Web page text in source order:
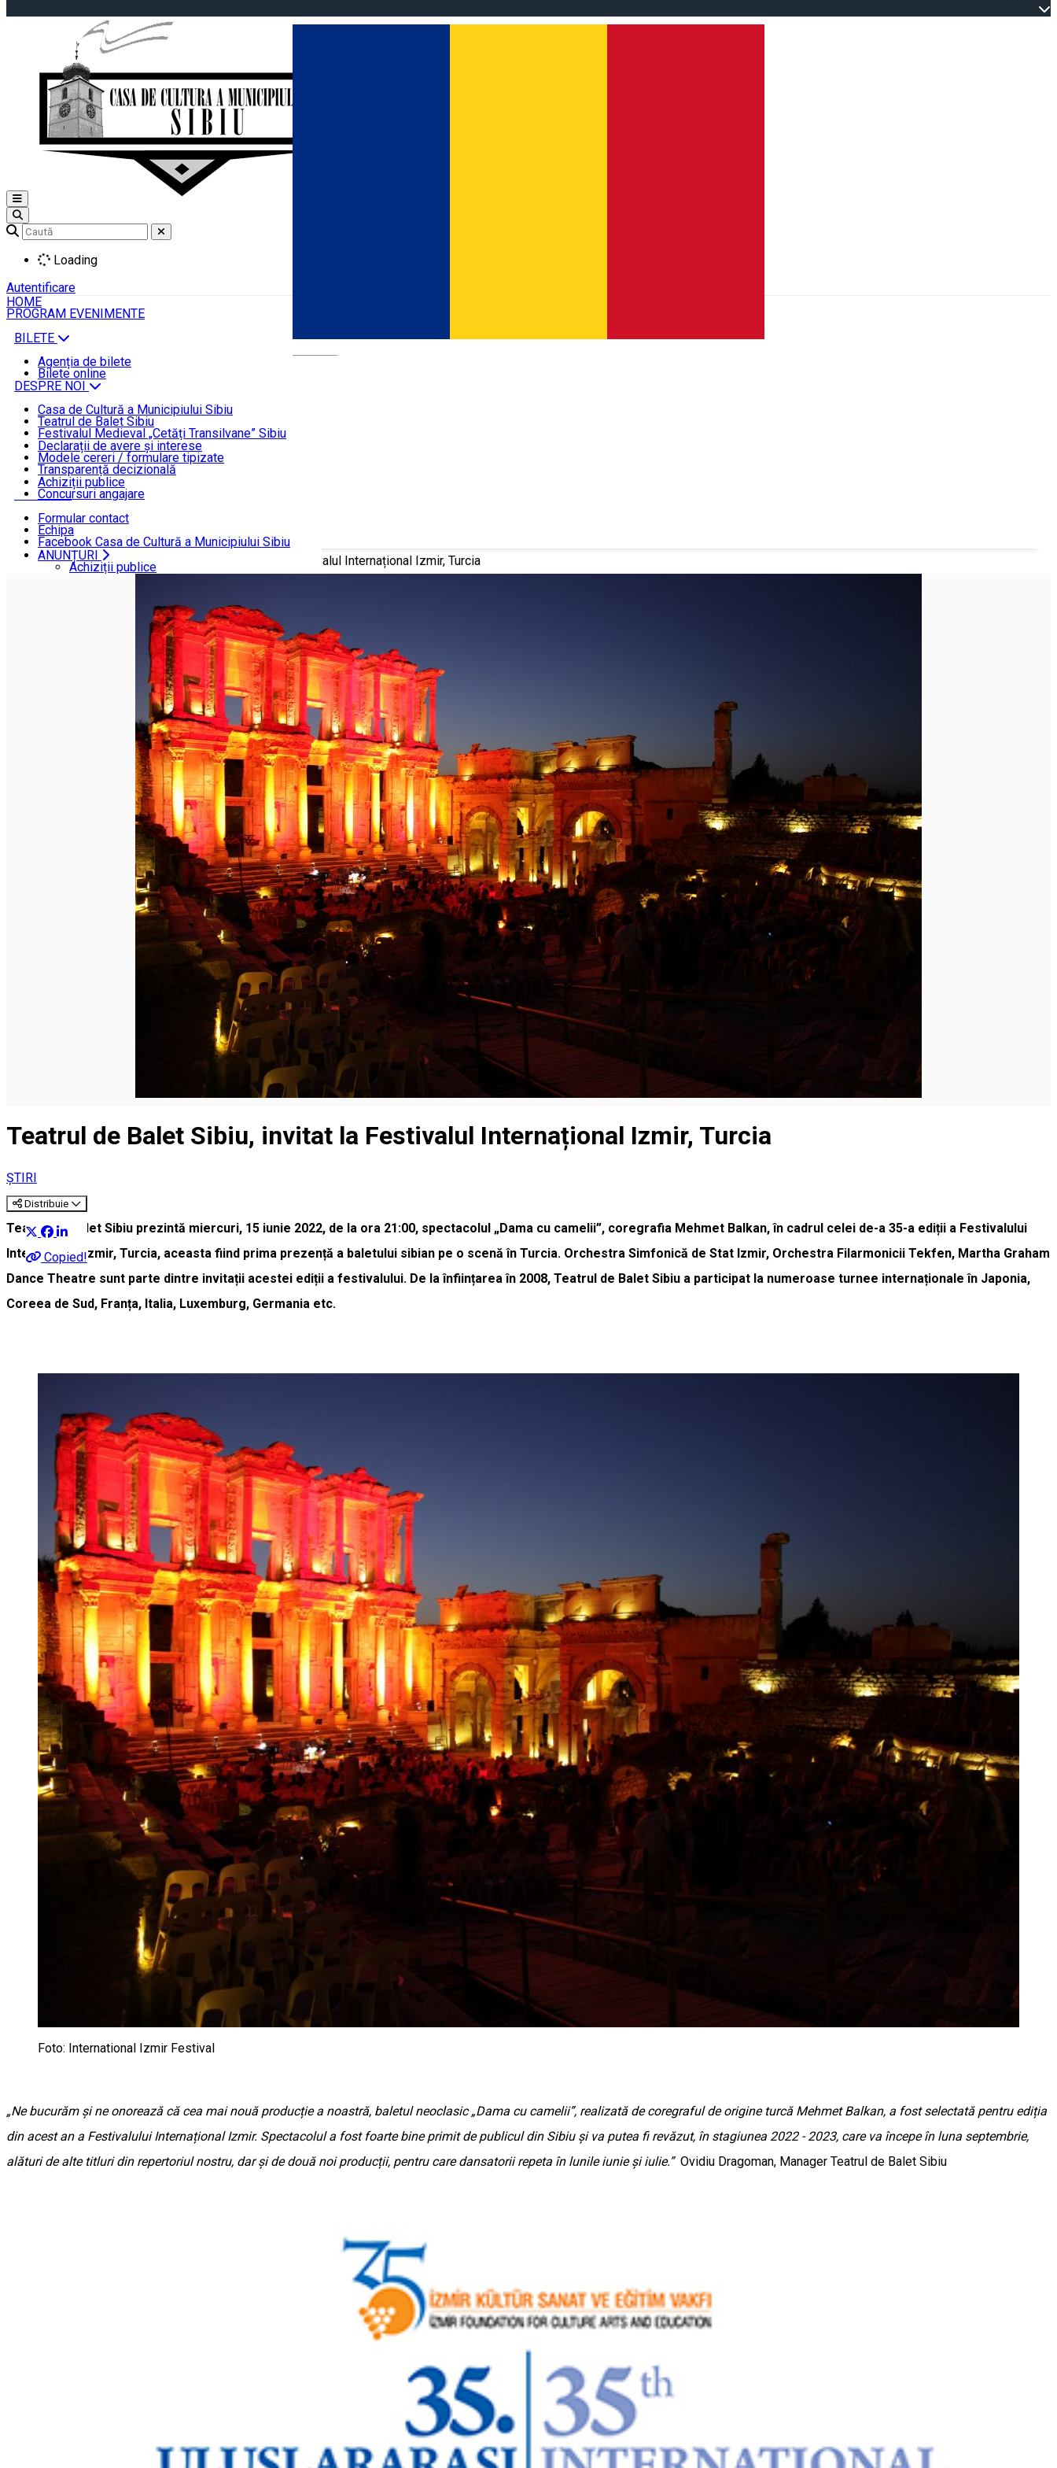
Open main menu
Loading
Autentificare
HOME
PROGRAM EVENIMENTE
BILETE
ȘTIRI
DESPRE NOI
INFORMAȚII DE INTERES PUBLIC
ANUNȚURI
CONTACT
Agenția de bilete
Bilete online
Casa de Cultură a Municipiului Sibiu
Teatrul de Balet Sibiu
Festivalul Medieval „Cetăți Transilvane” Sibiu
Funcționare
Declarații de avere și interese
Modele cereri / formulare tipizate
Transparență decizională
Achiziții publice
Concursuri angajare
Formular contact
Echipa
Facebook Casa de Cultură a Municipiului Sibiu
Facebook Teatrul de Balet Sibiu
Instagram Teatrul de Balet Sibiu
YouTube Teatrul de Balet Sibiu
ANUNȚURI
Achiziții publice
Concursuri angajare
Formular contact
Facebook Casa de Cultură a Municipiului Sibiu
Facebook Teatrul de Balet Sibiu
Instagram Teatrul de Balet Sibiu
YouTube Teatrul de Balet Sibiu
Acasă ȘTIRI Teatrul de Balet Sibiu, invitat la Festivalul Internațional Izmir, Turcia
Teatrul de Balet Sibiu, invitat la Festivalul Internațional Izmir, Turcia
ȘTIRI
Distribuie
Copied!
Teatrul de Balet Sibiu prezintă miercuri, 15 iunie 2022, de la ora 21:00, spectacolul „Dama cu camelii”, coregrafia Mehmet Balkan, în cadrul celei de-a 35-a ediții a Festivalului
Internațional Izmir, Turcia, aceasta fiind prima prezență a baletului sibian pe o scenă în Turcia. Orchestra Simfonică de Stat Izmir, Orchestra Filarmonicii Tekfen, Martha Graham
Dance Theatre sunt parte dintre invitații acestei ediții a festivalului. De la înființarea în 2008, Teatrul de Balet Sibiu a participat la numeroase turnee internaționale în Japonia,
Coreea de Sud, Franța, Italia, Luxemburg, Germania etc.
Foto: International Izmir Festival
„Ne bucurăm și ne onorează că cea mai nouă producție a noastră, baletul neoclasic „Dama cu camelii”, realizată de coregraful de origine turcă Mehmet Balkan, a fost selectată pentru ediția
din acest an a Festivalului Internațional Izmir. Spectacolul a fost foarte bine primit de publicul din Sibiu și va putea fi revăzut, în stagiunea 2022 - 2023, care va începe în luna septembrie,
alături de alte titluri din repertoriul nostru, dar și de două noi producții, pentru care dansatorii repeta în lunile iunie și iulie.”Ovidiu Dragoman, Manager Teatrul de Balet Sibiu